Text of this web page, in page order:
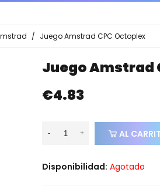
/ Juego Amstrad CPC Octoplex
Juego Amstrad
€4.83
- + AL
Disponibilidad: Agotado